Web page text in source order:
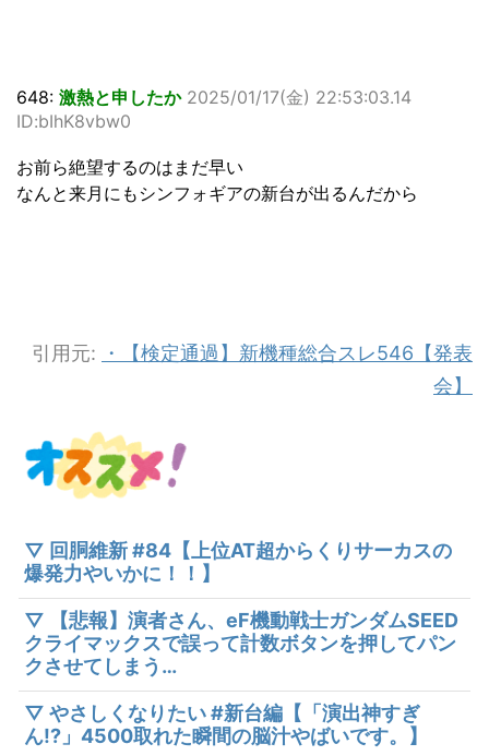
648: 激熱と申したか 2025/01/17(金) 22:53:03.14
ID:bIhK8vbw0
お前ら絶望するのはまだ早い
なんと来月にもシンフォギアの新台が出るんだから
引用元:
・【検定通過】新機種総合スレ546【発表
会】
▽ 回胴維新 #84【上位AT超からくりサーカスの
爆発力やいかに！！】
▽ 【悲報】演者さん、eF機動戦士ガンダムSEED
クライマックスで誤って計数ボタンを押してパン
クさせてしまう…
▽ やさしくなりたい #新台編【「演出神すぎ
ん!?」4500取れた瞬間の脳汁やばいです。】